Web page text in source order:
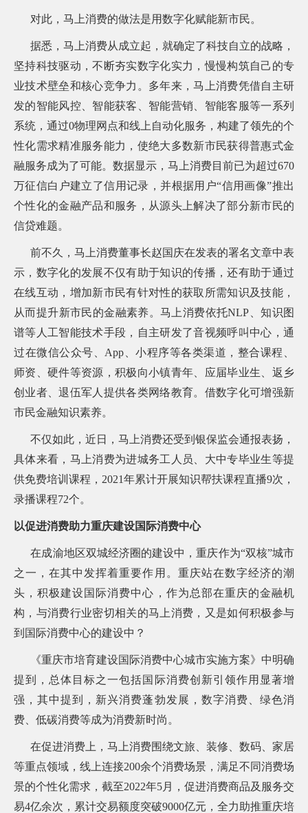
对此，马上消费的做法是用数字化赋能新市民。
据悉，马上消费从成立起，就确定了科技自立的战略，
坚持科技驱动，不断夯实数字化实力，慢慢构筑自己的专
业技术壁垒和核心竞争力。多年来，马上消费凭借自主研
发的智能风控、智能获客、智能营销、智能客服等一系列
系统，通过0物理网点和线上自动化服务，构建了领先的个
性化需求精准服务能力，使绝大多数新市民获得普惠式金
融服务成为了可能。数据显示，马上消费目前已为超过670
万征信白户建立了信用记录，并根据用户“信用画像”推出
个性化的金融产品和服务，从源头上解决了部分新市民的
信贷难题。
前不久，马上消费董事长赵国庆在发表的署名文章中表
示，数字化的发展不仅有助于知识的传播，还有助于通过
在线互动，增加新市民有针对性的获取所需知识及技能，
从而提升新市民的金融素养。马上消费依托NLP、知识图
谱等人工智能技术手段，自主研发了音视频呼叫中心，通
过在微信公众号、App、小程序等各类渠道，整合课程、
师资、硬件等资源，积极向小镇青年、应届毕业生、返乡
创业者、退伍军人提供各类网络教育。借数字化可增强新
市民金融知识素养。
不仅如此，近日，马上消费还受到银保监会通报表扬，
具体来看，马上消费为进城务工人员、大中专毕业生等提
供免费培训课程，2021年累计开展知识帮扶课程直播9次，
录播课程72个。
以促进消费助力重庆建设国际消费中心
在成渝地区双城经济圈的建设中，重庆作为“双核”城市
之一，在其中发挥着重要作用。重庆站在数字经济的潮
头，积极建设国际消费中心，作为总部在重庆的金融机
构，与消费行业密切相关的马上消费，又是如何积极参与
到国际消费中心的建设中？
《重庆市培育建设国际消费中心城市实施方案》中明确
提到，总体目标之一包括国际消费创新引领作用显著增
强，其中提到，新兴消费蓬勃发展，数字消费、绿色消
费、低碳消费等成为消费新时尚。
在促进消费上，马上消费围绕文旅、装修、数码、家居
等重点领域 ，线上连接200余个消费场景， 满足不同消费场
景的个性化需求，截至2022年5月，促进消费商品及服务交
易4亿余次，累计交易额度突破9000亿元，全力助推重庆培